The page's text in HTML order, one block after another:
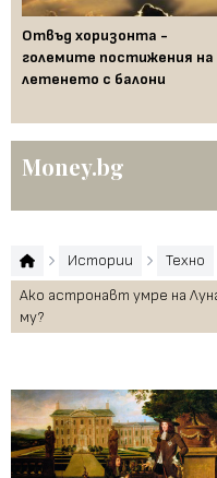
Отвъд хоризонта -
големите постижения на
летенето с балони
Money.bg
Истории
Техно
Ако астронавт умре на
му?